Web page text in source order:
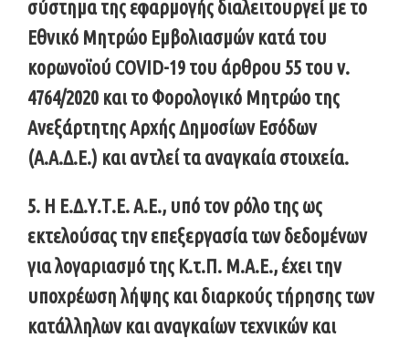
σύστημα της εφαρμογής διαλειτουργεί με το
Εθνικό Μητρώο Εμβολιασμών κατά του
κορωνοϊού COVID-19 του άρθρου 55 του ν.
4764/2020 και το Φορολογικό Μητρώο της
Ανεξάρτητης Αρχής Δημοσίων Εσόδων
(Α.Α.Δ.Ε.) και αντλεί τα αναγκαία στοιχεία.
5. Η Ε.Δ.Υ.Τ.Ε. Α.Ε., υπό τον ρόλο της ως
εκτελούσας την επεξεργασία των δεδομένων
για λογαριασμό της Κ.τ.Π. Μ.Α.Ε., έχει την
υποχρέωση λήψης και διαρκούς τήρησης των
κατάλληλων και αναγκαίων τεχνικών και